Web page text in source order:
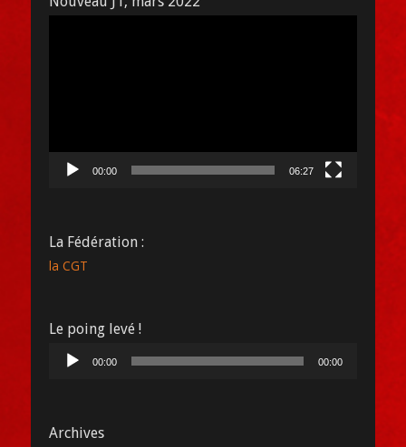
00:00 06:27
La Fédération :
la CGT
Le poing levé !
Lecteur
audio
00:00 00:00
Archives